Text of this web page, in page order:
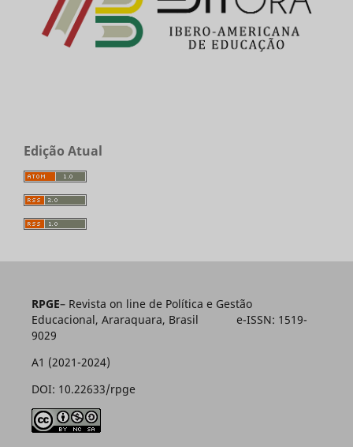
Edição Atual
RPGE– Revista on line de Política e Gestão
Educacional, Araraquara, Brasil e-ISSN: 1519-
9029
A1 (2021-2024)
DOI: 10.22633/rpge